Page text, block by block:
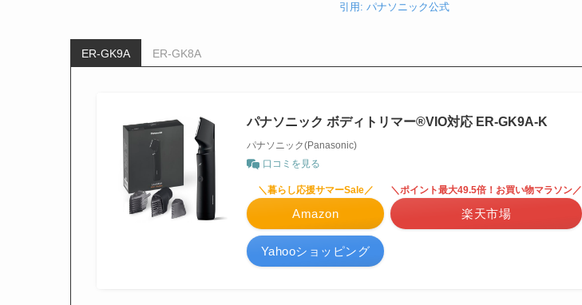
引用: パナソニック公式
ER-GK9A ER-GK8A
パナソニック ボディトリマー®VIO対応 ER-GK9A-K
パナソニック(Panasonic)
口コミを見る
＼暮らし応援サマーSale／
Amazon
＼ポイント最大49.5倍！お買い物マラソン／
楽天市場
Yahooショッピング